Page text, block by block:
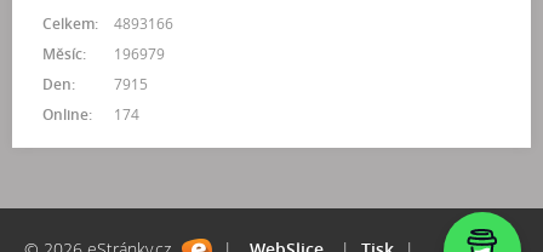
Online: 174
Celkem:
4893166
Měsíc:
196979
Den:
7915